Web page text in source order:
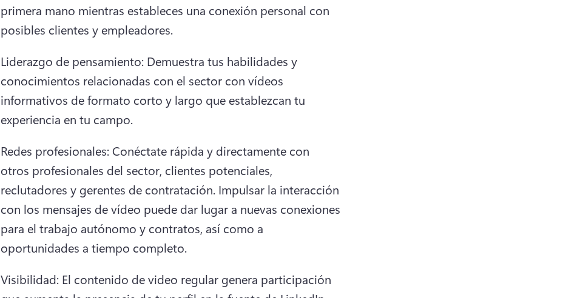
primera mano mientras estableces una conexión personal con
posibles clientes y empleadores.
Liderazgo de pensamiento: Demuestra tus habilidades y
conocimientos relacionadas con el sector con vídeos
informativos de formato corto y largo que establezcan tu
experiencia en tu campo.
Redes profesionales: Conéctate rápida y directamente con
otros profesionales del sector, clientes potenciales,
reclutadores y gerentes de contratación. Impulsar la interacción
con los mensajes de vídeo puede dar lugar a nuevas conexiones
para el trabajo autónomo y contratos, así como a
oportunidades a tiempo completo.
Visibilidad: El contenido de video regular genera participación